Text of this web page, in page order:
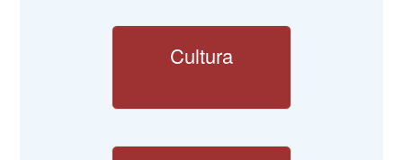
Cultura